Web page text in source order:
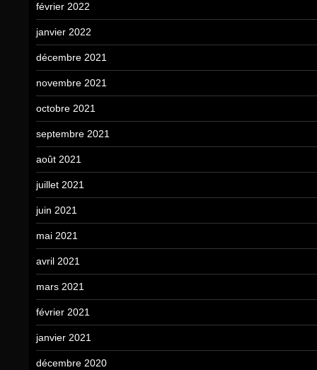
février 2022
janvier 2022
décembre 2021
novembre 2021
octobre 2021
septembre 2021
août 2021
juillet 2021
juin 2021
mai 2021
avril 2021
mars 2021
février 2021
janvier 2021
décembre 2020